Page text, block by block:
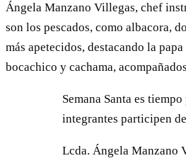
Ángela Manzano Villegas, chef
son los pescados, como albacora,
más apetecidos, destacando la
bocachico y cachama,
Semana Santa es
integrantes participen
Lcda. Ángela Manzano